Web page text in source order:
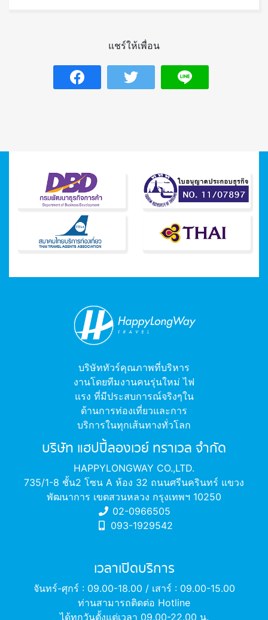
แชร์ให้เพื่อน
บริษัททัวร์คุณภาพที่บริหาร
งานโดยทีมงานคนรุ่นใหม่ ไฟ
แรง ที่มีประสบการณ์จริงๆใน
ด้านการท่องเที่ยวและการ
บริการในทุกเส้นทางทั่วโลก
บริษัท แฮปปี้ลองเวย์ ทราเวล จำกัด
HAPPYLONGWAY CO.,LTD.
735/1-8 ชั้น2 โซน A ห้อง 32 ถนนศรีนครินทร์ แขวง
พัฒนาการ เขตสวนหลวง กรุงเทพฯ 10250
02-0966505
093-1929542
เวลาเปิดบริการ
จันทร์-ศุกร์ : 09.00-18.00 / เสาร์ : 09.00-15.00
ท่านสามารถติดต่อ Hotline
ได้ทุกวันตั้งแต่เวลา 09.00-22.00 น.